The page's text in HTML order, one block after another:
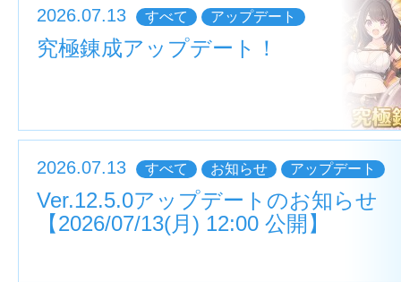
2026.07.13 すべて アップデート
究極錬成アップデート！
2026.07.13 すべて お知らせ アップデート
Ver.12.5.0アップデートのお知らせ
【2026/07/13(月) 12:00 公開】